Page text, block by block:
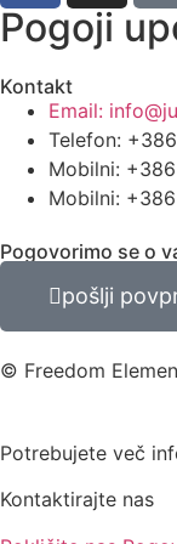
Pogoji
Kontakt
Email:
Telefon:
Mobilni:
Mobilni:
Pogovorimo se o
pošlji
© Freedom
Potrebujete več
Kontaktirajte nas